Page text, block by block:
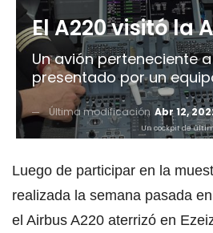
El A220 visitó la
Un avión perteneciente
presentado por un
Última modificación Abr 12,
Un cockpit de
Luego de participar en la
realizada la semana pasada
el Airbus A220 aterrizó en